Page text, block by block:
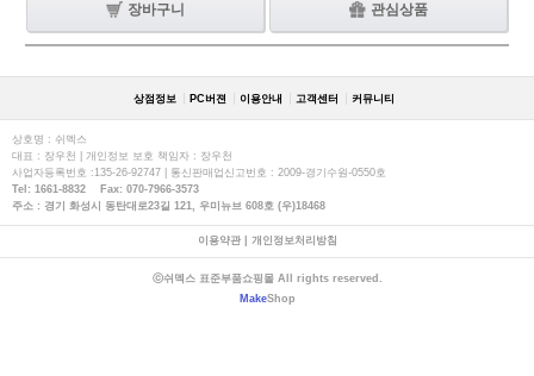
장바구니 관심상품
상점정보 PC버젼 이용안내 고객센터 커뮤니티
상호명 : 쉬멕스
대표 : 장우천 | 개인정보 보호 책임자 : 장우천
사업자등록번호 :135-26-92747 | 통신판매업신고번호 : 2009-경기수원-0550호
Tel: 1661-8832 Fax: 070-7966-3573
주소 : 경기 화성시 동탄대로23길 121, 우미뉴브 608호 (우)18468
이용약관| 개인정보처리방침
ⓒ쉬멕스 표준부품쇼핑몰 All rights reserved.
MakeShop